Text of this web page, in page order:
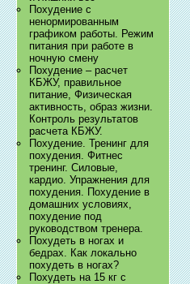
Похудение с
ненормированным
графиком работы. Режим
питания при работе в
ночную смену
Похудение – расчет
КБЖУ, правильное
питание, Физическая
активность, образ жизни.
Контроль результатов
расчета КБЖУ.
Похудение. Тренинг для
похудения. Фитнес
тренинг. Силовые,
кардио. Упражнения для
похудения. Похудение в
домашних условиях,
похудение под
руководством тренера.
Похудеть в ногах и
бедрах. Как локально
похудеть в ногах?
Похудеть на 15 кг с